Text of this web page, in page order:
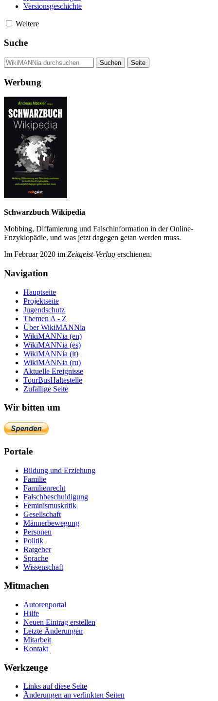
Versionsgeschichte
Weitere
Suche
Werbung
Schwarzbuch Wikipedia
Mobbing, Diffamierung und Falsch­information in der Online-
Enzyklo­pädie, und was jetzt da­gegen getan werden muss.
Im Februar 2020 im Zeit­geist-Verlag erschienen.
Navigation
Hauptseite
Projektseite
Jugendschutz
Themen A - Z
Über WikiMANNia
WikiMANNia (en)
WikiMANNia (es)
WikiMANNia (it)
WikiMANNia (ru)
Aktuelle Ereignisse
TourBusHaltestelle
Zufällige Seite
Wir bitten um
Portale
Bildung und Erziehung
Familie
Familienrecht
Falschbeschuldigung
Feminismuskritik
Gesellschaft
Männerbewegung
Personen
Politik
Ratgeber
Sprache
Wissenschaft
Mitmachen
Autorenportal
Hilfe
Neuen Eintrag erstellen
Letzte Änderungen
Mitarbeit
Kontakt
Werkzeuge
Links auf diese Seite
Änderungen an verlinkten Seiten